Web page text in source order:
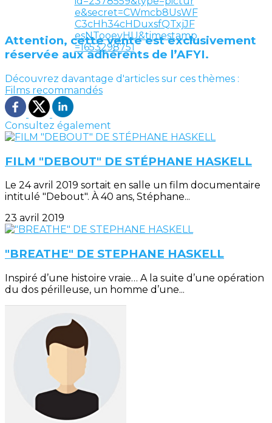
Attention, cette vente est exclusivement
réservée aux adhérents de l’AFYI.
Découvrez davantage d'articles sur ces thèmes :
Films recommandés
Consultez également
FILM "DEBOUT" DE STÉPHANE HASKELL
Le 24 avril 2019 sortait en salle un film documentaire
intitulé "Debout". À 40 ans, Stéphane...
23 avril 2019
"BREATHE" DE STEPHANE HASKELL
Inspiré d’une histoire vraie… A la suite d’une opération
du dos périlleuse, un homme d’une...